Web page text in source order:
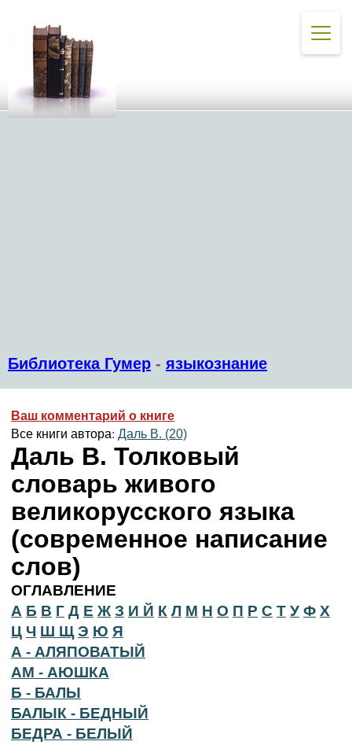
Библиотека Гумер - языкознание
Ваш комментарий о книге
Все книги автора: Даль В. (20)
Даль В. Толковый
словарь живого
великорусского языка
(современное написание
слов)
ОГЛАВЛЕНИЕ
А Б В Г Д Е Ж З И Й К Л М Н О П Р С Т У Ф Х
Ц Ч Ш Щ Э Ю Я
А - АЛЯПОВАТЫЙ
АМ - АЮШКА
Б - БАЛЫ
БАЛЫК - БЕДНЫЙ
БЕДРА - БЕЛЫЙ